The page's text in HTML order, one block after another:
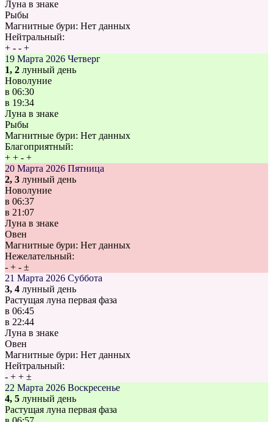
Луна в знаке
Рыбы
Магнитные бури: Нет данных
Нейтральный:
+ - - +
19 Марта 2026 Четверг
1, 2 лунный день
Новолуние
в 06:30
в 19:34
Луна в знаке
Рыбы
Магнитные бури: Нет данных
Благоприятный:
+ + - +
20 Марта 2026 Пятница
2, 3 лунный день
Новолуние
в 06:37
в 21:07
Луна в знаке
Овен
Магнитные бури: Нет данных
Нежелательный:
- + - ±
21 Марта 2026 Суббота
3, 4 лунный день
Растущая луна первая фаза
в 06:45
в 22:44
Луна в знаке
Овен
Магнитные бури: Нет данных
Нейтральный:
- + + ±
22 Марта 2026 Воскресенье
4, 5 лунный день
Растущая луна первая фаза